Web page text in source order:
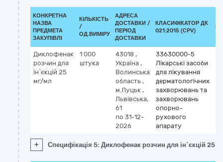
КОНКРЕТНА
НАЗВА
ПРЕДМЕТА
ЗАКУПІВЛІ
КІЛЬКІСТЬ
/
ОД.ВИМІРУ
АДРЕСА
ДОСТАВКИ /
ПЕРІОД
ДОСТАВКИ
КЛАСИФІКАТОР ДК
021:2015 (CPV)
Диклофенак
розчин для
ін`єкцій 25
мг/мл
1 000
штука
43018 ,
Україна ,
Волинська
область ,
м.Луцьк ,
Львівська,
61
по 31-12-
2026
33630000-5
Лікарські засоби
для лікування
дерматологічних
захворювань та
захворювань
опорно-
рухового
апарату
+ Специфікація 5: Диклофенак розчин для ін`єкцій 25